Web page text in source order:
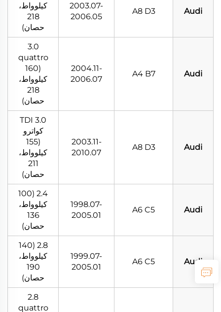
Audi
A8 D3
2003.07-
2006.05
كيلوواط،
218
حصان)
Audi
A4 B7
2004.11-
2006.07
3.0
quattro
(160
كيلوواط،
218
حصان)
Audi
A8 D3
2003.11-
2010.07
3.0 TDI
كواترو
(155
كيلوواط،
211
حصان)
Audi
A6 C5
1998.07-
2005.01
2.4 (100
كيلوواط،
136
حصان)
Audi
A6 C5
1999.07-
2005.01
2.8 (140
كيلوواط،
190
حصان)
2.8
quattro